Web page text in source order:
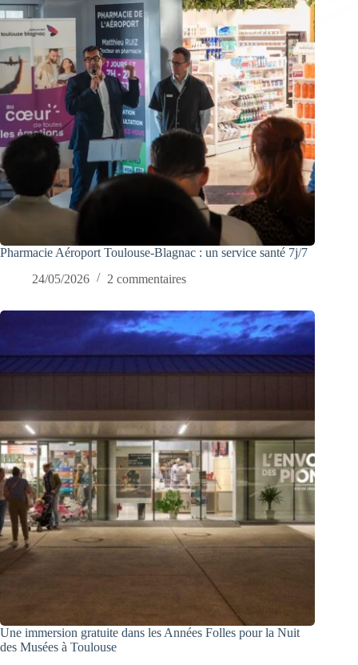
Pharmacie Aéroport Toulouse-Blagnac : un service santé 7j/7
24/05/2026
2 commentaires
Une immersion gratuite dans les Années Folles pour la Nuit
des Musées à Toulouse